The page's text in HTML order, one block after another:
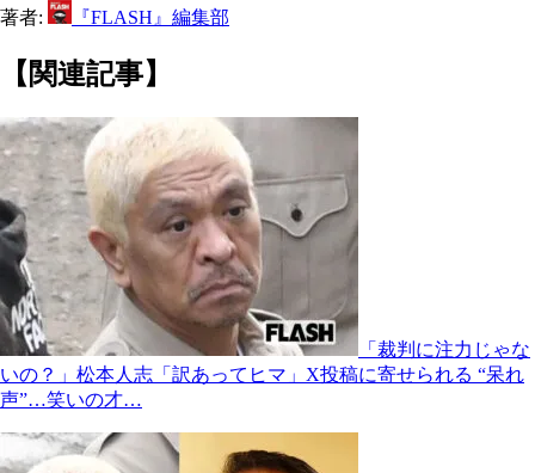
著者: 『FLASH』編集部
【関連記事】
「裁判に注力じゃな
いの？」松本人志「訳あってヒマ」X投稿に寄せられる “呆れ
声”…笑いの才…